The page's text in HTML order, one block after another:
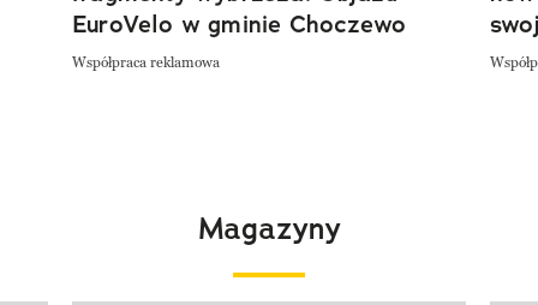
EuroVelo w gminie Choczewo
Współpraca reklamowa
Magazyny